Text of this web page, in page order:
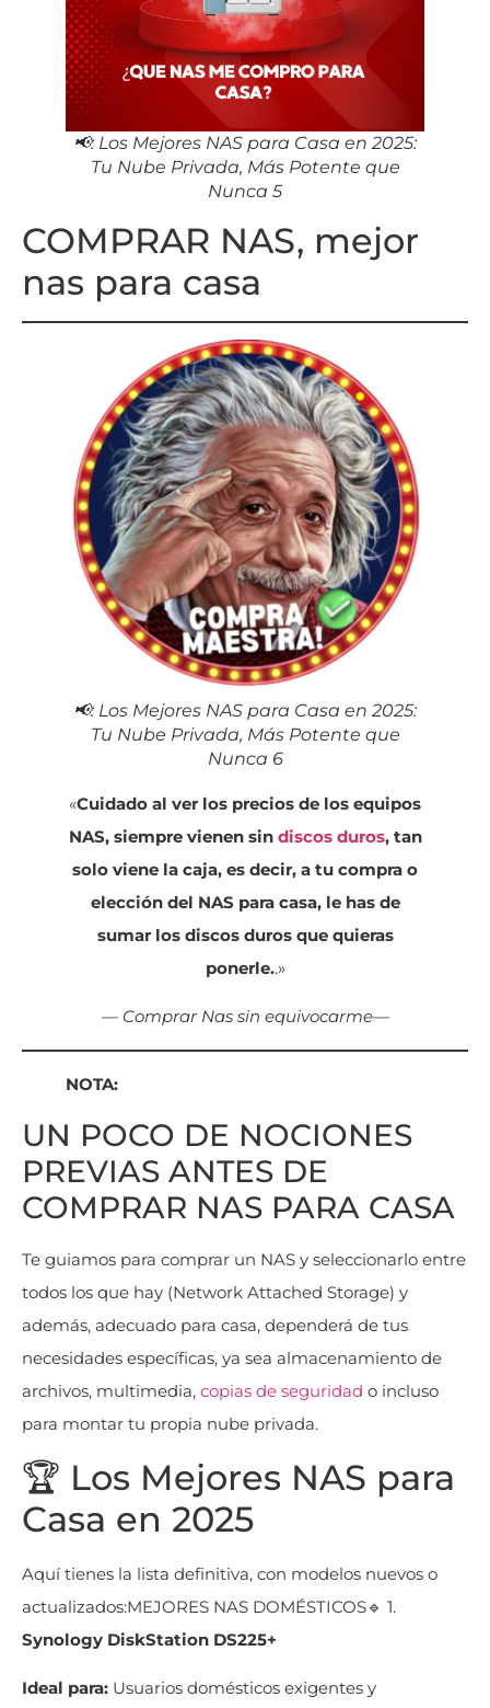
📢: Los Mejores NAS para Casa en 2025:
Tu Nube Privada, Más Potente que
Nunca 5
COMPRAR NAS, mejor
nas para casa
📢: Los Mejores NAS para Casa en 2025:
Tu Nube Privada, Más Potente que
Nunca 6
«Cuidado al ver los precios de los equipos
NAS, siempre vienen sin discos duros, tan
solo viene la caja, es decir, a tu compra o
elección del NAS para casa, le has de
sumar los discos duros que quieras
ponerle..»
— Comprar Nas sin equivocarme—
NOTA:
UN POCO DE NOCIONES
PREVIAS ANTES DE
COMPRAR NAS PARA CASA
Te guiamos para comprar un NAS y seleccionarlo entre
todos los que hay (Network Attached Storage) y
además, adecuado para casa, dependerá de tus
necesidades específicas, ya sea almacenamiento de
archivos, multimedia, copias de seguridad o incluso
para montar tu propia nube privada.
🏆 Los Mejores NAS para
Casa en 2025
Aquí tienes la lista definitiva, con modelos nuevos o
actualizados:MEJORES NAS DOMÉSTICOS🔹 1.
Synology DiskStation DS225+
Ideal para: Usuarios domésticos exigentes y